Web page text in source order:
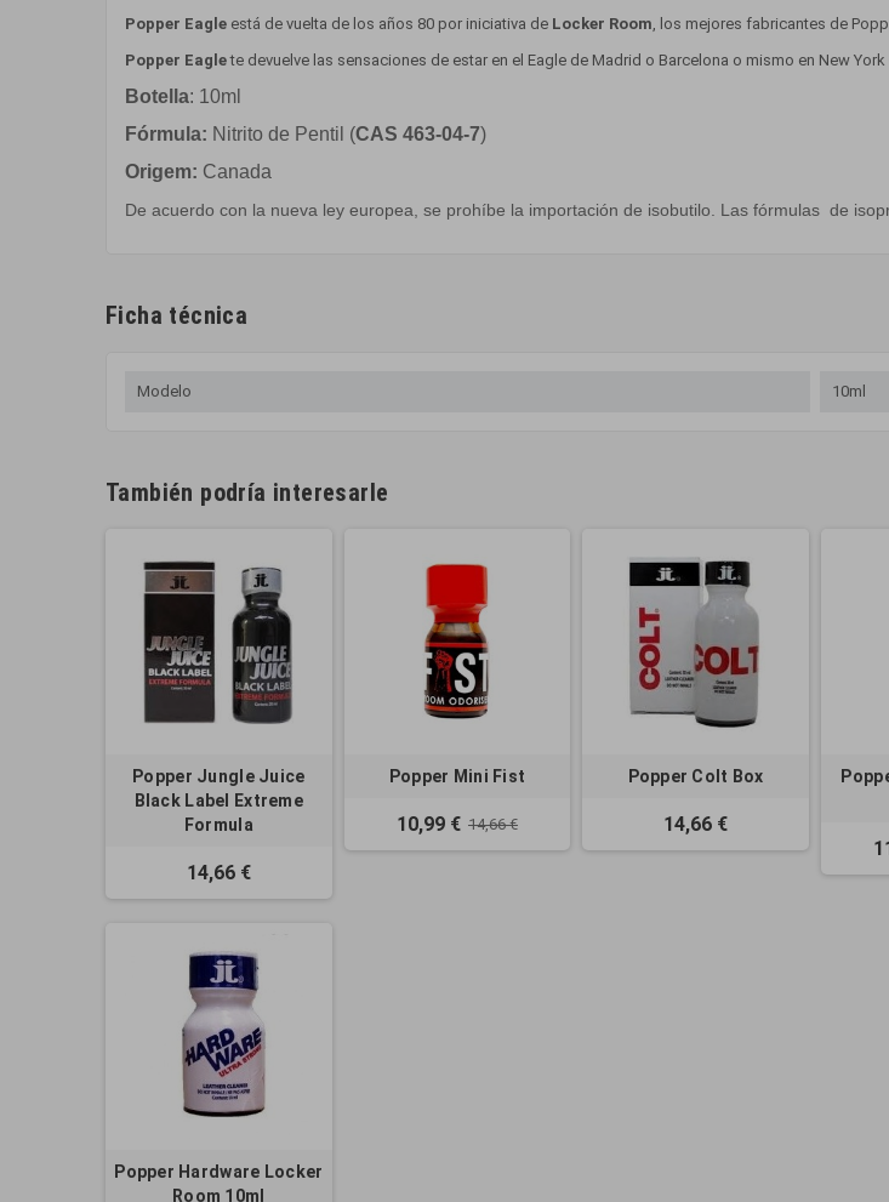
Popper Eagle está de vuelta de los años 80 por iniciativa de Locker Room , los mejores fabricantes de
Popper Eaglete devuelve las sensaciones de estar en el Eagle de Madrid o Barcelona o mismo en New
Botella: 10ml
Fórmula: Nitrito de Pentil (CAS 463-04-7)
Origem: Canada
De acuerdo con la nueva ley europea, se prohíbe la importación de isobutilo. Las fórmulas de
Ficha técnica
Modelo 10ml
También podría interesarle
Popper Jungle Juice
Black Label Extreme
Formula
14,66 €
Popper Mini Fist
10,99 € 14,66 €
Popper Colt Box
14,66 €
Popper Hardware Locker
Room 10ml